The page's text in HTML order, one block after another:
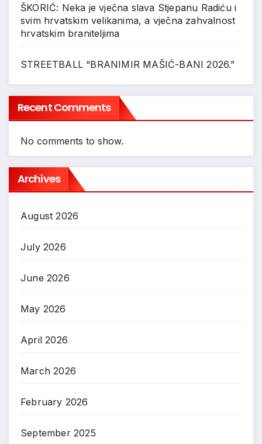
ŠKORIĆ: Neka je vječna slava Stjepanu Radiću i
svim hrvatskim velikanima, a vječna zahvalnost
hrvatskim braniteljima
STREETBALL “BRANIMIR MAŠIĆ-BANI 2026.”
Recent Comments
No comments to show.
Archives
August 2026
July 2026
June 2026
May 2026
April 2026
March 2026
February 2026
September 2025